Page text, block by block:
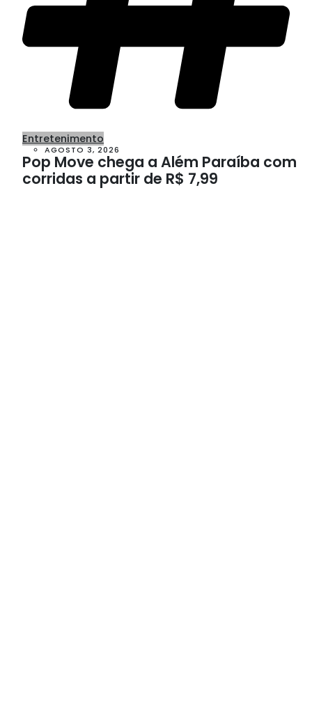
Entretenimento
AGOSTO 3, 2026
Pop Move chega a Além Paraíba com
corridas a partir de R$ 7,99